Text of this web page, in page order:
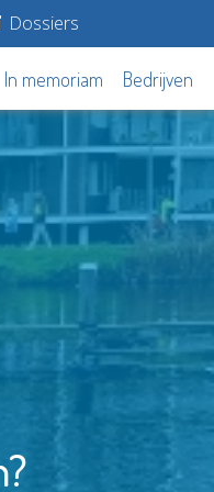
Dossiers
In memoriam Bedrijven